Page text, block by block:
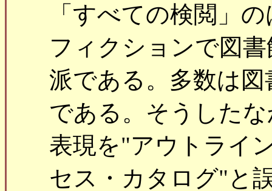
「すべての検閲」
フィクションで図
派である。多数は
である。そうした
表現を"アウトライ
セス・カタログ"と